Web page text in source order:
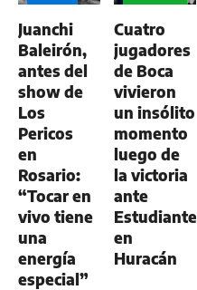
Juanchi
Baleirón,
antes del
show de
Los
Pericos
en
Rosario:
“Tocar en
vivo tiene
una
energía
especial”
Cuatro
jugadores
de Boca
vivieron
un insólito
momento
luego de
la victoria
ante
Estudiantes
en
Huracán